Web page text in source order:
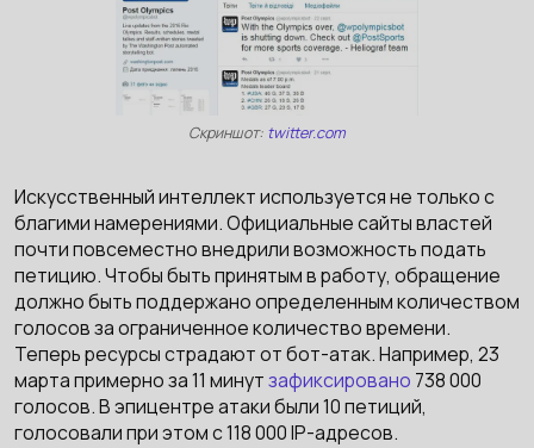
Скриншот: twitter.com
Искусственный интеллект используется не только с
благими намерениями. Официальные сайты властей
почти повсеместно внедрили возможность подать
петицию. Чтобы быть принятым в работу, обращение
должно быть поддержано определенным количеством
голосов за ограниченное количество времени.
Теперь ресурсы страдают от бот-атак. Например, 23
марта примерно за 11 минутзафиксировано 738 000
голосов. В эпицентре атаки были 10 петиций,
голосовали при этом с 118 000 IP-адресов.